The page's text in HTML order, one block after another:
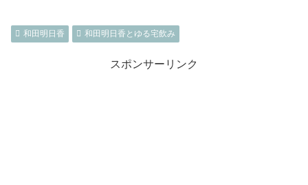
和田明日香 和田明日香とゆる宅飲み
スポンサーリンク